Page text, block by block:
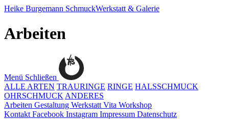
Heike Burgemann SchmuckWerkstatt & Galerie
Arbeiten
Menü Schließen
ALLE ARTEN TRAURINGE RINGE HALSSCHMUCK
OHRSCHMUCK ANDERES
Arbeiten Gestaltung Werkstatt Vita Workshop
Kontakt Facebook Instagram Impressum Datenschutz